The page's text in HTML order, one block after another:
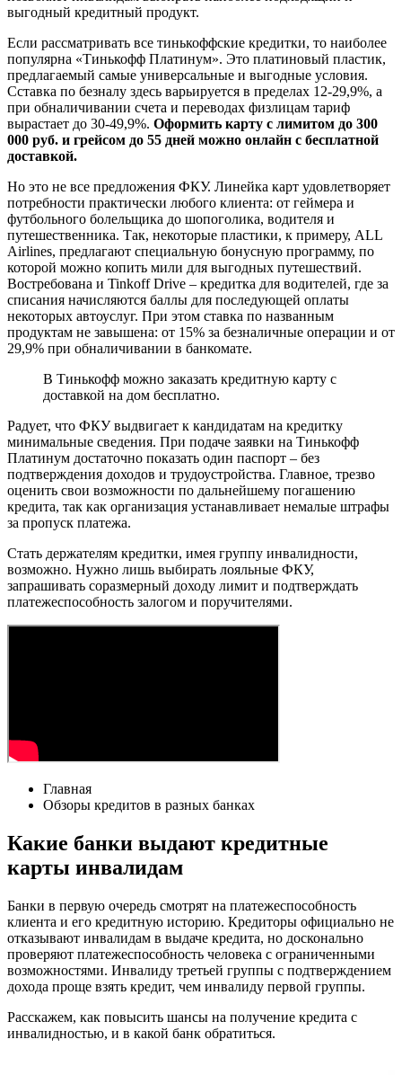
выгодный кредитный продукт.
Если рассматривать все тинькоффские кредитки, то наиболее
популярна «Тинькофф Платинум». Это платиновый пластик,
предлагаемый самые универсальные и выгодные условия.
Сставка по безналу здесь варьируется в пределах 12-29,9%, а
при обналичивании счета и переводах физлицам тариф
вырастает до 30-49,9%. Оформить карту с лимитом до 300
000 руб. и грейсом до 55 дней можно онлайн с бесплатной
доставкой.
Но это не все предложения ФКУ. Линейка карт удовлетворяет
потребности практически любого клиента: от геймера и
футбольного болельщика до шопоголика, водителя и
путешественника. Так, некоторые пластики, к примеру, ALL
Airlines, предлагают специальную бонусную программу, по
которой можно копить мили для выгодных путешествий.
Востребована и Tinkoff Drive – кредитка для водителей, где за
списания начисляются баллы для последующей оплаты
некоторых автоуслуг. При этом ставка по названным
продуктам не завышена: от 15% за безналичные операции и от
29,9% при обналичивании в банкомате.
В Тинькофф можно заказать кредитную карту с
доставкой на дом бесплатно.
Радует, что ФКУ выдвигает к кандидатам на кредитку
минимальные сведения. При подаче заявки на Тинькофф
Платинум достаточно показать один паспорт – без
подтверждения доходов и трудоустройства. Главное, трезво
оценить свои возможности по дальнейшему погашению
кредита, так как организация устанавливает немалые штрафы
за пропуск платежа.
Стать держателям кредитки, имея группу инвалидности,
возможно. Нужно лишь выбирать лояльные ФКУ,
запрашивать соразмерный доходу лимит и подтверждать
платежеспособность залогом и поручителями.
Главная
Обзоры кредитов в разных банках
Какие банки выдают кредитные
карты инвалидам
Банки в первую очередь смотрят на платежеспособность
клиента и его кредитную историю. Кредиторы официально не
отказывают инвалидам в выдаче кредита, но досконально
проверяют платежеспособность человека с ограниченными
возможностями. Инвалиду третьей группы с подтверждением
дохода проще взять кредит, чем инвалиду первой группы.
Расскажем, как повысить шансы на получение кредита с
инвалидностью, и в какой банк обратиться.